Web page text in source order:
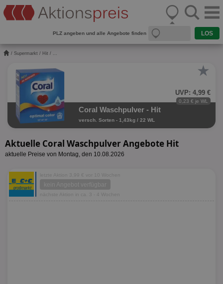
PLZ angeben und alle Angebote finden
/ Supermarkt / Hit / ...
★
UVP: 4,99 €
0,23 € je WL
Coral Waschpulver - Hit
versch. Sorten - 1,43kg / 22 WL
Aktuelle Coral Waschpulver Angebote Hit
aktuelle Preise von Montag, den 10.08.2026
letzte Aktion 3,99 € vor 10 Wochen
kein Angebot verfügbar
nächste Aktion in ca. 3 - 4 Wochen